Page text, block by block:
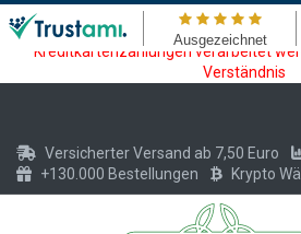
Wartungsarbeiten am Kreditkarten und
Zeit vom 20.07. - 09.08.2026
Kreditkartenzahlungen verarbeitet
Verständnis
Versicherter Versand ab 7,50 Euro
+130.000 Bestellungen
Krypto